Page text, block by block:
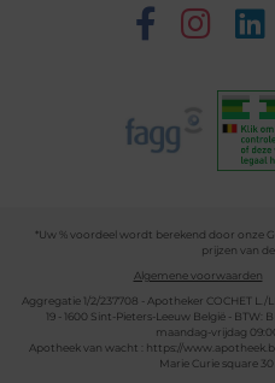
*Uw % voordeel wordt berekend door onze
prijzen van
Algemene voorwaarden
Aggregatie 1/2/237708 - Apotheker COCHET L./
19 - 1600 Sint-Pieters-Leeuw België -
maandag-vrijdag
Apotheek van wacht :
https://
Marie Curie square